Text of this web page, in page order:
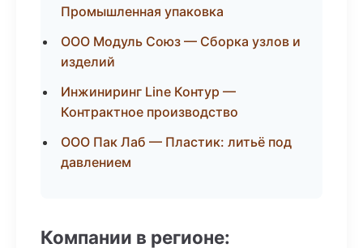
Промышленная упаковка
ООО Модуль Союз — Сборка узлов и
изделий
Инжиниринг Line Контур —
Контрактное производство
ООО Пак Лаб — Пластик: литьё под
давлением
Компании в регионе: